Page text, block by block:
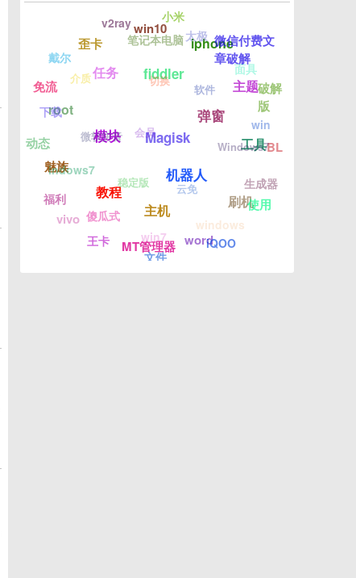
Magisk
模块
教程
主机
机器人
弹窗
fiddler
任务
root
魅族
vivo
MT管理器 word
刷机
工具
主题
iphone
win10
歪卡
免流
动态
福利
王卡
文件
iQOO
使用
BL
破解
版
微信付费文
章破解
小米
v2ray
戴尔
下载
indows7
傻瓜式
win7
windows
生成器
win
面具
太极
笔记本电脑
介质
微软拼音
稳定版 云免
Windows7
软件
切换
会员